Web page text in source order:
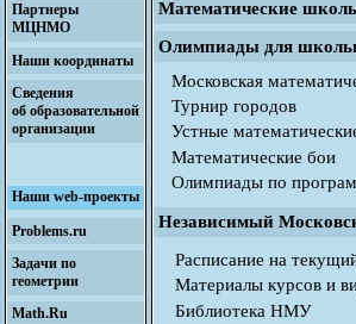
Партнеры
МЦНМО
Наши координаты
Сведения
об образовательной
организации
Наши web-проекты
Problems.ru
Задачи по
геометрии
Math.Ru
Математические
Олимпиады для
Московская
Турнир городов
Устные
Математические бои
Олимпиады по
Независимый
Расписание на
Материалы курсови
Библиотека НМУ